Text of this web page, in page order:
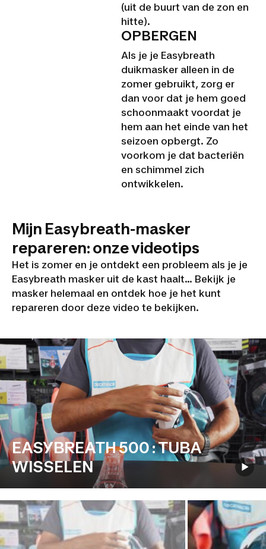
(uit de buurt van de zon en
hitte).
OPBERGEN
Als je je Easybreath
duikmasker alleen in de
zomer gebruikt, zorg er
dan voor dat je hem goed
schoonmaakt voordat je
hem aan het einde van het
seizoen opbergt. Zo
voorkom je dat bacteriën
en schimmel zich
ontwikkelen.
Mijn Easybreath-masker
repareren: onze videotips
Het is zomer en je ontdekt een probleem als je je
Easybreath masker uit de kast haalt... Bekijk je
masker helemaal en ontdek hoe je het kunt
repareren door deze video te bekijken.
EASYBREATH 500 : TUBA
WISSELEN